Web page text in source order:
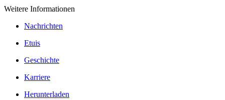
Weitere Informationen
Nachrichten
Etuis
Geschichte
Karriere
Herunterladen